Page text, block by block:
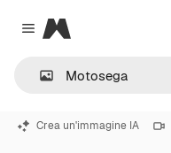
Close menu
Magnific
Crea un'immagine IA